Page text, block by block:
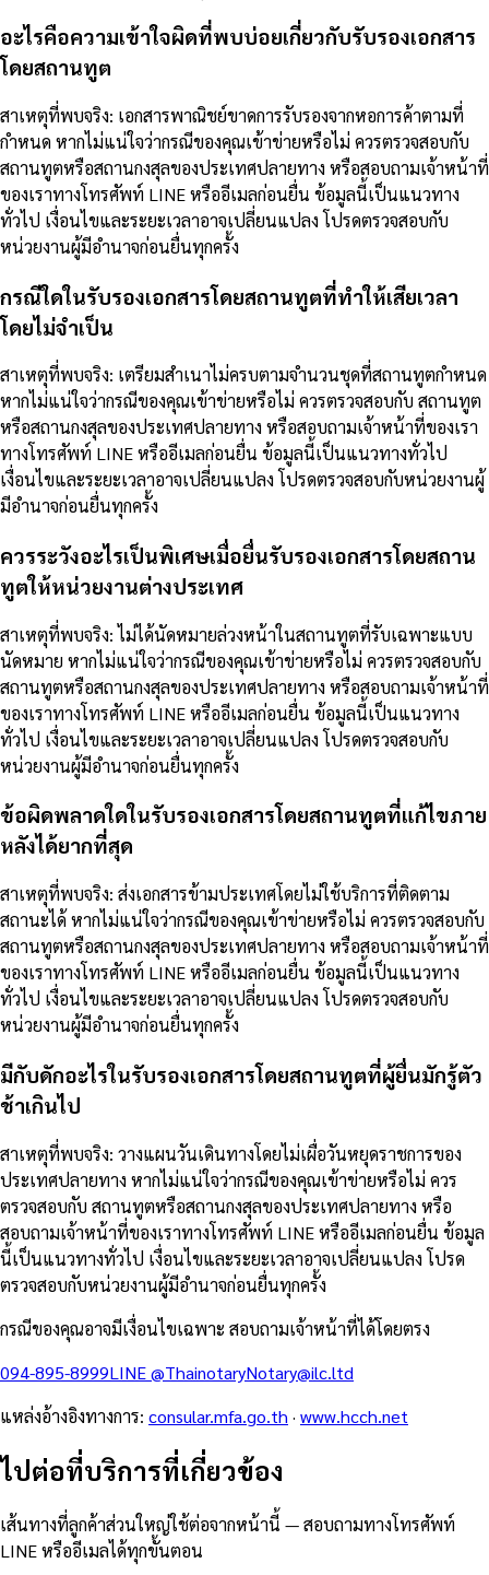
อะไรคือความเข้าใจผิดที่พบบ่อยเกี่ยวกับรับรองเอกสาร
โดยสถานทูต
สาเหตุที่พบจริง: เอกสารพาณิชย์ขาดการรับรองจากหอการค้าตามที่
กำหนด หากไม่แน่ใจว่ากรณีของคุณเข้าข่ายหรือไม่ ควรตรวจสอบกับ
สถานทูตหรือสถานกงสุลของประเทศปลายทาง หรือสอบถามเจ้าหน้าที่
ของเราทางโทรศัพท์ LINE หรืออีเมลก่อนยื่น ข้อมูลนี้เป็นแนวทาง
ทั่วไป เงื่อนไขและระยะเวลาอาจเปลี่ยนแปลง โปรดตรวจสอบกับ
หน่วยงานผู้มีอำนาจก่อนยื่นทุกครั้ง
กรณีใดในรับรองเอกสารโดยสถานทูตที่ทำให้เสียเวลา
โดยไม่จำเป็น
สาเหตุที่พบจริง: เตรียมสำเนาไม่ครบตามจำนวนชุดที่สถานทูตกำหนด
หากไม่แน่ใจว่ากรณีของคุณเข้าข่ายหรือไม่ ควรตรวจสอบกับ สถานทูต
หรือสถานกงสุลของประเทศปลายทาง หรือสอบถามเจ้าหน้าที่ของเรา
ทางโทรศัพท์ LINE หรืออีเมลก่อนยื่น ข้อมูลนี้เป็นแนวทางทั่วไป
เงื่อนไขและระยะเวลาอาจเปลี่ยนแปลง โปรดตรวจสอบกับหน่วยงานผู้
มีอำนาจก่อนยื่นทุกครั้ง
ควรระวังอะไรเป็นพิเศษเมื่อยื่นรับรองเอกสารโดยสถาน
ทูตให้หน่วยงานต่างประเทศ
สาเหตุที่พบจริง: ไม่ได้นัดหมายล่วงหน้าในสถานทูตที่รับเฉพาะแบบ
นัดหมาย หากไม่แน่ใจว่ากรณีของคุณเข้าข่ายหรือไม่ ควรตรวจสอบกับ
สถานทูตหรือสถานกงสุลของประเทศปลายทาง หรือสอบถามเจ้าหน้าที่
ของเราทางโทรศัพท์ LINE หรืออีเมลก่อนยื่น ข้อมูลนี้เป็นแนวทาง
ทั่วไป เงื่อนไขและระยะเวลาอาจเปลี่ยนแปลง โปรดตรวจสอบกับ
หน่วยงานผู้มีอำนาจก่อนยื่นทุกครั้ง
ข้อผิดพลาดใดในรับรองเอกสารโดยสถานทูตที่แก้ไขภาย
หลังได้ยากที่สุด
สาเหตุที่พบจริง: ส่งเอกสารข้ามประเทศโดยไม่ใช้บริการที่ติดตาม
สถานะได้ หากไม่แน่ใจว่ากรณีของคุณเข้าข่ายหรือไม่ ควรตรวจสอบกับ
สถานทูตหรือสถานกงสุลของประเทศปลายทาง หรือสอบถามเจ้าหน้าที่
ของเราทางโทรศัพท์ LINE หรืออีเมลก่อนยื่น ข้อมูลนี้เป็นแนวทาง
ทั่วไป เงื่อนไขและระยะเวลาอาจเปลี่ยนแปลง โปรดตรวจสอบกับ
หน่วยงานผู้มีอำนาจก่อนยื่นทุกครั้ง
มีกับดักอะไรในรับรองเอกสารโดยสถานทูตที่ผู้ยื่นมักรู้ตัว
ช้าเกินไป
สาเหตุที่พบจริง: วางแผนวันเดินทางโดยไม่เผื่อวันหยุดราชการของ
ประเทศปลายทาง หากไม่แน่ใจว่ากรณีของคุณเข้าข่ายหรือไม่ ควร
ตรวจสอบกับ สถานทูตหรือสถานกงสุลของประเทศปลายทาง หรือ
สอบถามเจ้าหน้าที่ของเราทางโทรศัพท์ LINE หรืออีเมลก่อนยื่น ข้อมูล
นี้เป็นแนวทางทั่วไป เงื่อนไขและระยะเวลาอาจเปลี่ยนแปลง โปรด
ตรวจสอบกับหน่วยงานผู้มีอำนาจก่อนยื่นทุกครั้ง
กรณีของคุณอาจมีเงื่อนไขเฉพาะ สอบถามเจ้าหน้าที่ได้โดยตรง
094-895-8999LINE@ThainotaryNotary@ilc.ltd
แหล่งอ้างอิงทางการ: consular.mfa.go.th · www.hcch.net
ไปต่อที่บริการที่เกี่ยวข้อง
เส้นทางที่ลูกค้าส่วนใหญ่ใช้ต่อจากหน้านี้ — สอบถามทางโทรศัพท์
LINE หรืออีเมลได้ทุกขั้นตอน